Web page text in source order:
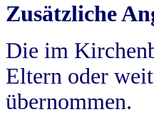
Zusätzliche
Die im
Eltern oder
übernommen.